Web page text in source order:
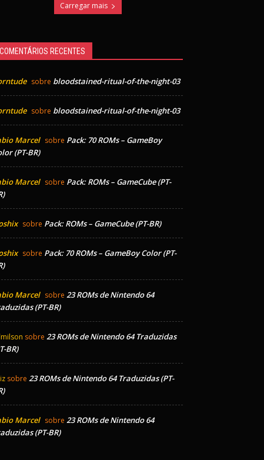
Carregar mais
COMENTÁRIOS RECENTES
sobre bloodstained-ritual-of-the-night-03
sobre bloodstained-ritual-of-the-night-03
Marcel sobre Pack: 70 ROMs – GameBoy
(PT-BR)
Marcel sobre Pack: ROMs – GameCube (PT-
sobre Pack: ROMs – GameCube (PT-BR)
sobre Pack: 70 ROMs – GameBoy Color (PT-
Marcel sobre 23 ROMs de Nintendo 64
(PT-BR)
sobre 23 ROMs de Nintendo 64 Traduzidas
BR)
sobre 23 ROMs de Nintendo 64 Traduzidas (PT-
Marcel sobre 23 ROMs de Nintendo 64
(PT-BR)